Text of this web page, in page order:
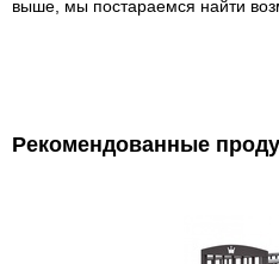
выше, мы постараемся найти
Рекомендованные